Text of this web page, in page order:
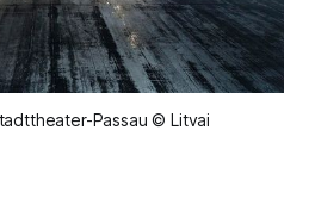
Passau © Litvai